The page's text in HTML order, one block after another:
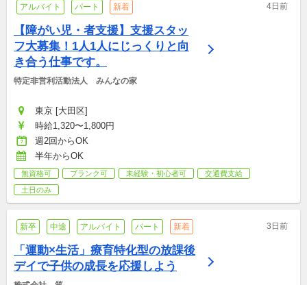
アルバイト パート 新着 4日前
【障がい児・者支援】支援スタッ
フ大募集！1人1人にじっくりと向
き合う仕事です。
特定非営利活動法人　みんなの家
東京 [大田区]
時給1,320〜1,800円
週2回からOK
半年からOK
無資格可 ブランク可 未経験・初心者可
交通費支給
土日のみ
新卒 中途 アルバイト パート 新着 3日前
「運動×生活」療育特化型の放課後
デイで子供の成長を応援しよう